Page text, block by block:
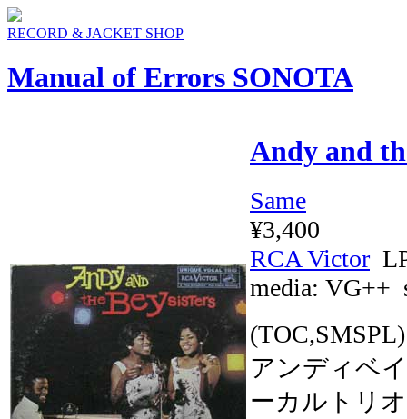
RECORD & JACKET SHOP
Manual of Errors SONOTA
Andy and
Same
¥3,400
RCA Victor
media: VG++
アンディベ
ーカルトリ